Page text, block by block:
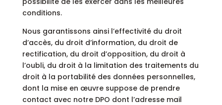
conditions.
Nous garantissons ainsi l’effectivité du droit
d’accès, du droit d’information, du droit de
rectification, du droit d’opposition, du droit à
l’oubli, du droit à la limitation des traitements du
droit à la portabilité des données personnelles,
dont la mise en œuvre suppose de prendre
contact avec notre DPO dont l’adresse mail